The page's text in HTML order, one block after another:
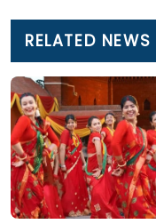
RELATED NEWS